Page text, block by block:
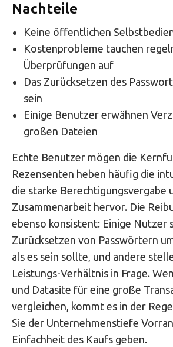
Nachteile
Keine öffentlichen
Kostenprobleme tauchen
Überprüfungen auf
Das Zurücksetzen des
sein
Einige Benutzer erwähnen
großen Dateien
Echte Benutzer mögen die
Rezensenten heben häufig die
die starke Berechtigungsvergabe
Zusammenarbeit hervor. Die
ebenso konsistent: Einige Nutzer
Zurücksetzen von Passwörtern
als es sein sollte, und andere
Leistungs-Verhältnis in Frage.
und Datasite für eine große
vergleichen, kommt es in der
Sie der Unternehmenstiefe
Einfachheit des Kaufs geben.